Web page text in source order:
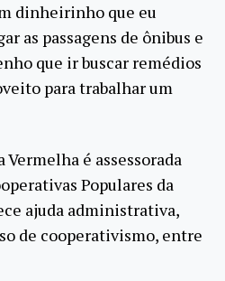
dinheirinho que eu
as passagens de ônibus e
que ir buscar remédios
para trabalhar um
é assessorada
Populares da
ajuda administrativa,
de cooperativismo, entre